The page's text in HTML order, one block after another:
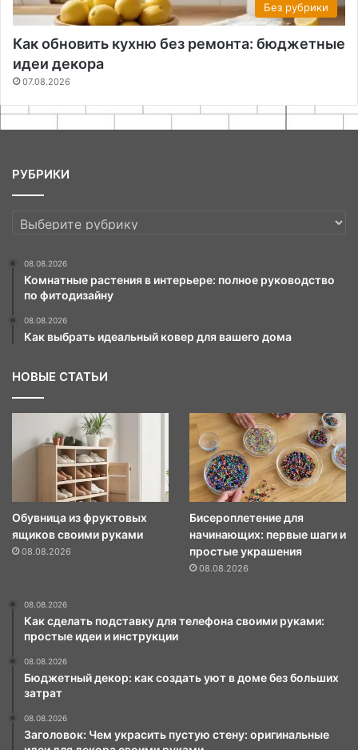
Без рубрики
Как обновить кухню без ремонта: бюджетные
идеи декора
07.08.2026
РУБРИКИ
РУБРИКИ
08.08.2026
Комнатные растения в интерьере: полное руководство
по фитодизайну
08.08.2026
Как выбрать идеальный ковер для вашего дома
НОВЫЕ СТАТЬИ
Обувница из фруктовых
ящиков своими руками
08.08.2026
Бисероплетение для
начинающих: первые шаги и
простые украшения
08.08.2026
08.08.2026
Как сделать подставку для телефона своими руками:
простые идеи и инструкции
08.08.2026
Бюджетный декор: как создать уют в доме без больших
затрат
08.08.2026
Заголовок: Чем украсить пустую стену: оригинальные